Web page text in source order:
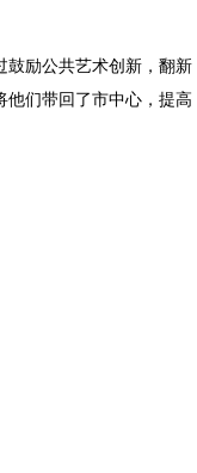
鼓励公共艺术创新，翻新
他们带回了市中心，提高